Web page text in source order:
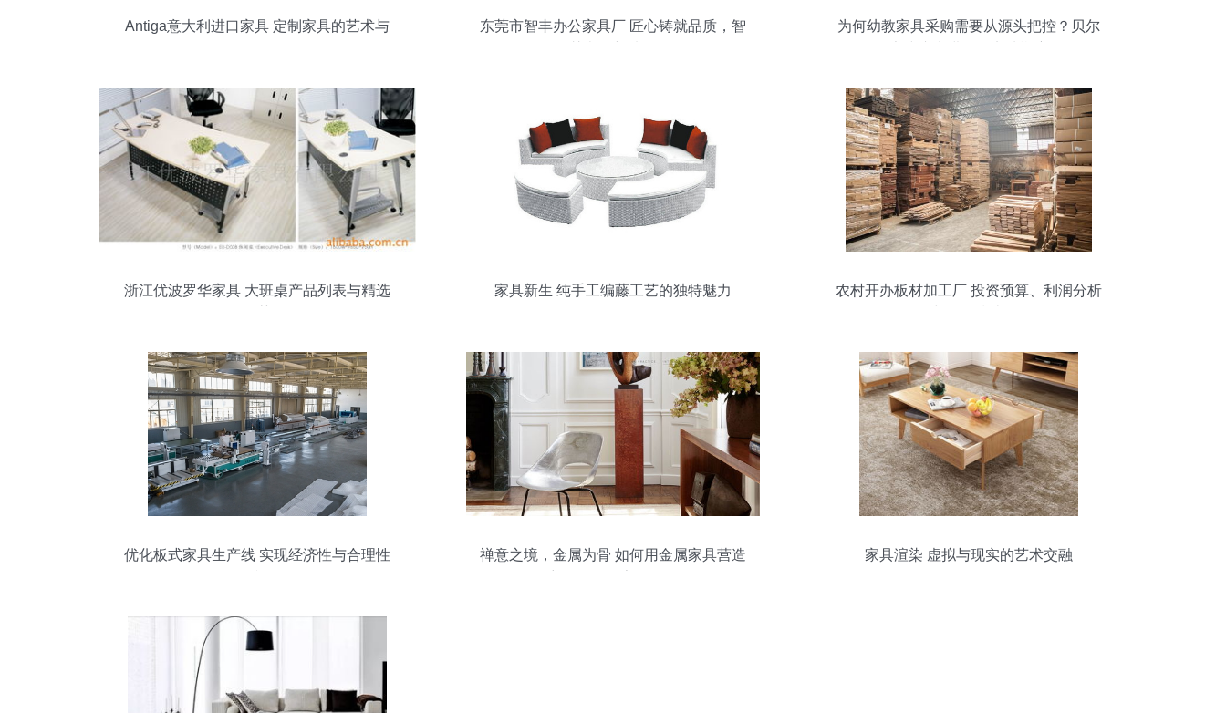
Antiga意大利进口家具 定制家具的艺术与
东莞市智丰办公家具厂 匠心铸就品质，智
为何幼教家具采购需要从源头把控？贝尔
浙江优波罗华家具 大班桌产品列表与精选
家具新生 纯手工编藤工艺的独特魅力
农村开办板材加工厂 投资预算、利润分析
优化板式家具生产线 实现经济性与合理性
禅意之境，金属为骨 如何用金属家具营造
家具渲染 虚拟与现实的艺术交融